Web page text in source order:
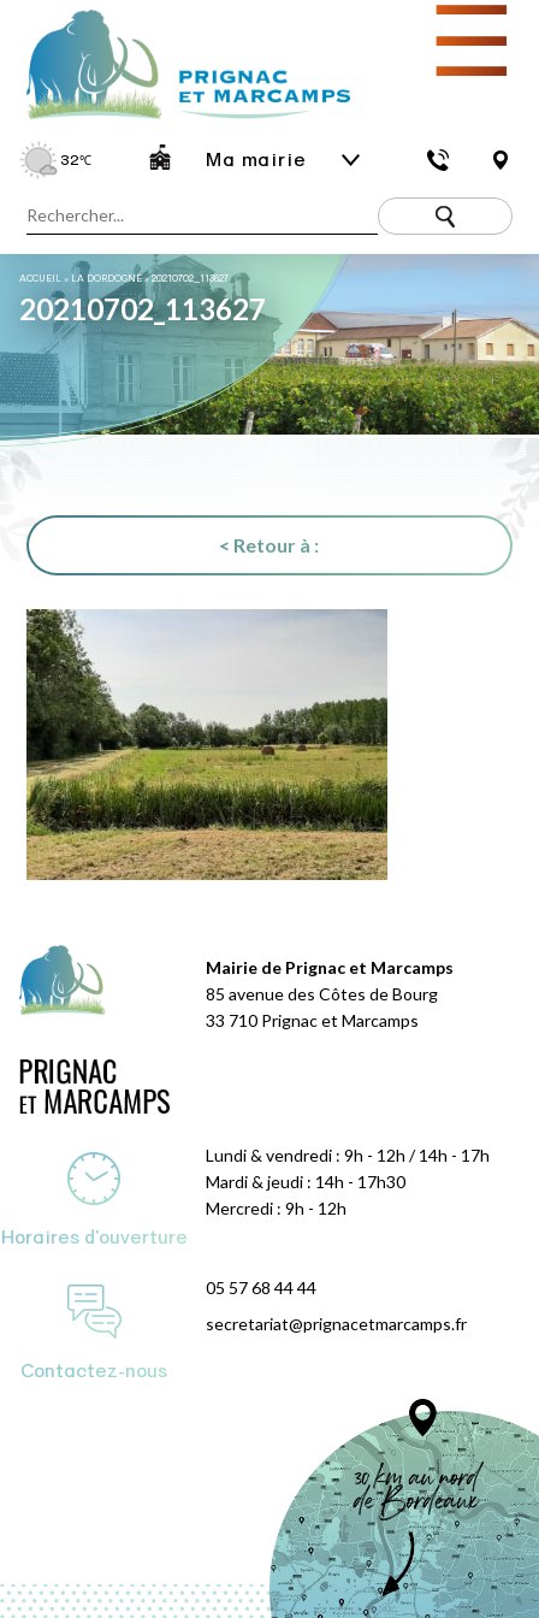
32℃ Ma mairie
☰
ACCUEIL » LA DORDOGNE»20210702_113627
20210702_113627
< Retour à :
Mairie de Prignac et Marcamps
85 avenue des Côtes de Bourg
33 710 Prignac et Marcamps
Horaires d'ouverture
Lundi & vendredi : 9h - 12h / 14h - 17h
Mardi & jeudi : 14h - 17h30
Mercredi : 9h - 12h
Contactez-nous
05 57 68 44 44
secretariat@prignacetmarcamps.fr